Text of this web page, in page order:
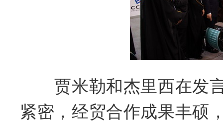
贾米勒和杰里西在发
紧密，经贸合作成果丰硕